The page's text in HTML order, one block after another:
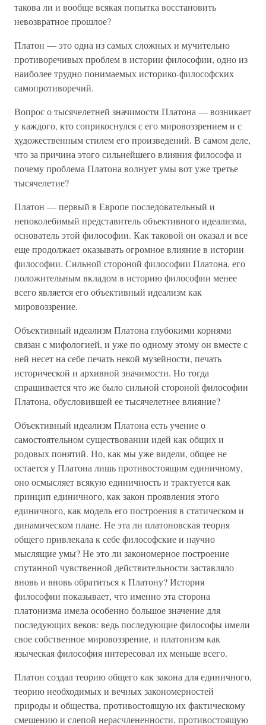
такова ли и вообще всякая попытка восстановить
невозвратное прошлое?
Платон — это одна из самых сложных и мучительно
противоречивых проблем в истории философии, одно из
наиболее трудно понимаемых историко-философских
самопротиворечий.
Вопрос о тысячелетней значимости Платона — возникает
у каждого, кто соприкоснулся с его мировоззрением и с
художественным стилем его произведений. В самом деле,
что за причина этого сильнейшего влияния философа и
почему проблема Платона волнует умы вот уже третье
тысячелетие?
Платон — первый в Европе последовательный и
непоколебимый представитель объективного идеализма,
основатель этой философии. Как таковой он оказал и все
еще продолжает оказывать огромное влияние в истории
философии. Сильной стороной философии Платона, его
положительным вкладом в историю философии менее
всего является его объективный идеализм как
мировоззрение.
Объективный идеализм Платона глубокими корнями
связан с мифологией, и уже по одному этому он вместе с
ней несет на себе печать некой музейности, печать
исторической и архивной значимости. Но тогда
спрашивается что же было сильной стороной философии
Платона, обусловившей ее тысячелетнее влияние?
Объективный идеализм Платона есть учение о
самостоятельном существовании идей как общих и
родовых понятий. Но, как мы уже видели, общее не
остается у Платона лишь противостоящим единичному,
оно осмысляет всякую единичность и трактуется как
принцип единичного, как закон проявления этого
единичного, как модель его построения в статическом и
динамическом плане. Не эта ли платоновская теория
общего привлекала к себе философские и научно
мыслящие умы? Не это ли закономерное построение
спутанной чувственной действительности заставляло
вновь и вновь обратиться к Платону? История
философии показывает, что именно эта сторона
платонизма имела особенно большое значение для
последующих веков: ведь последующие философы имели
свое собственное мировоззрение, и платонизм как
языческая философия интересовал их меньше всего.
Платон создал теорию общего как закона для единичного,
теорию необходимых и вечных закономерностей
природы и общества, противостоящую их фактическому
смешению и слепой нерасчлененности, противостоящую